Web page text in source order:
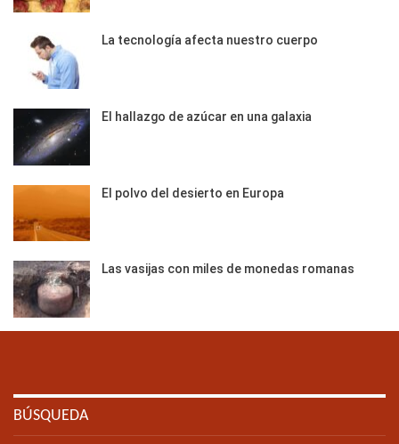
La tecnología afecta nuestro cuerpo
El hallazgo de azúcar en una galaxia
El polvo del desierto en Europa
Las vasijas con miles de monedas romanas
BÚSQUEDA